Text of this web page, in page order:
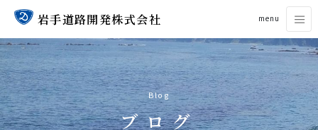
岩手道路開発株式会社 menu
Blog